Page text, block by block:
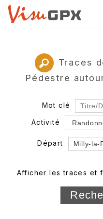
Traces
Pédestre
Mot clé
Activité
Départ
Département
Longueur min/max
Afficher les traces et